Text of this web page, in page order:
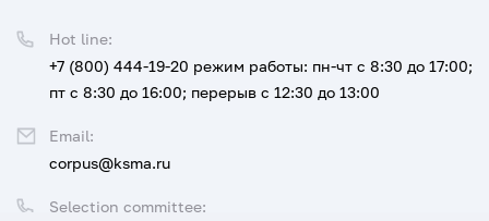
Selection committee:
Hot line:
+7 (800) 444-19-20 режим работы: пн-чт с 8:30 до 17:00;
пт с 8:30 до 16:00; перерыв с 12:30 до 13:00
Email:
corpus@ksma.ru